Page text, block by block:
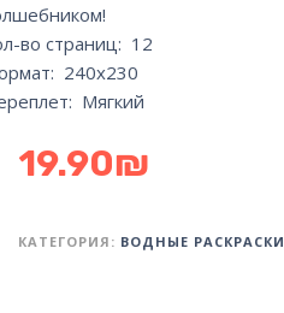
во страниц: 12
240х230
Мягкий
19.90₪
КАТЕГОРИЯ: ВОДНЫЕ РАСКРАСКИ